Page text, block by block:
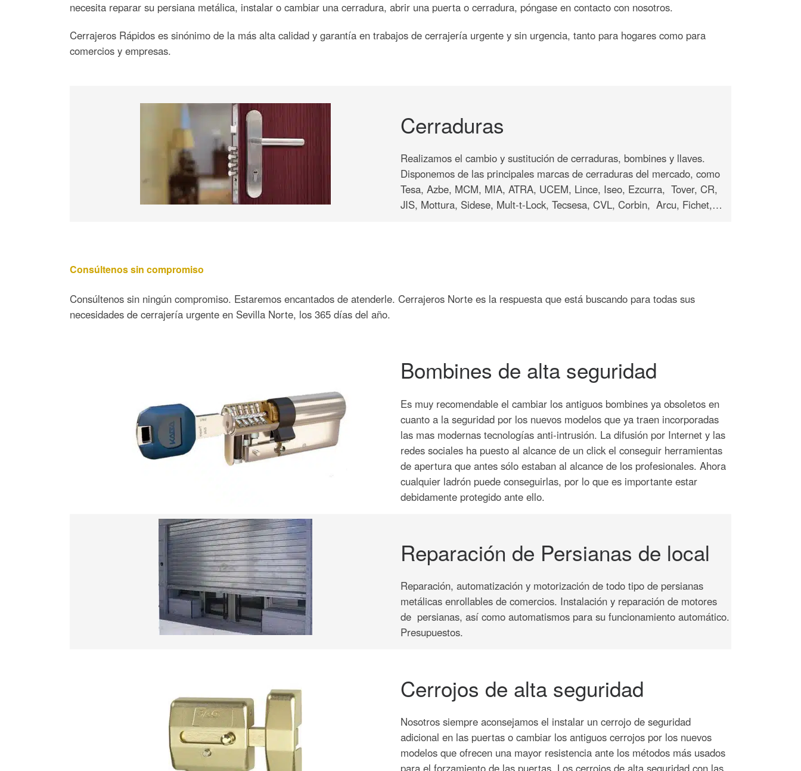
necesita reparar su persiana metálica, instalar o cambiar una cerradura, abrir una puerta o cerradura, póngase en contacto con nosotros.
Cerrajeros Rápidos es sinónimo de la más alta calidad y garantía en trabajos de cerrajería urgente y sin urgencia, tanto para hogares como para
comercios y empresas.
Cerraduras
Realizamos el cambio y sustitución de cerraduras, bombines y llaves.
Disponemos de las principales marcas de cerraduras del mercado, como
Tesa, Azbe, MCM, MIA, ATRA, UCEM, Lince, Iseo, Ezcurra, Tover, CR,
JIS, Mottura, Sidese, Mult-t-Lock, Tecsesa, CVL, Corbin, Arcu, Fichet,…
Consúltenos sin compromiso
Consúltenos sin ningún compromiso. Estaremos encantados de atenderle. Cerrajeros Norte es la respuesta que está buscando para todas sus
necesidades de cerrajería urgente en Sevilla Norte, los 365 días del año.
Bombines de alta seguridad
Es muy recomendable el cambiar los antiguos bombines ya obsoletos en
cuanto a la seguridad por los nuevos modelos que ya traen incorporadas
las mas modernas tecnologías anti-intrusión. La difusión por Internet y las
redes sociales ha puesto al alcance de un click el conseguir herramientas
de apertura que antes sólo estaban al alcance de los profesionales. Ahora
cualquier ladrón puede conseguirlas, por lo que es importante estar
debidamente protegido ante ello.
Reparación de Persianas de local
Reparación, automatización y motorización de todo tipo de persianas
metálicas enrollables de comercios. Instalación y reparación de motores
de persianas, así como automatismos para su funcionamiento automático.
Presupuestos.
Cerrojos de alta seguridad
Nosotros siempre aconsejamos el instalar un cerrojo de seguridad
adicional en las puertas o cambiar los antiguos cerrojos por los nuevos
modelos que ofrecen una mayor resistencia ante los métodos más usados